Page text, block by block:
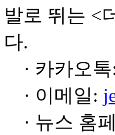
발로 뛰는 <
다.
· 카카오
· 이메일:
· 뉴스 홈